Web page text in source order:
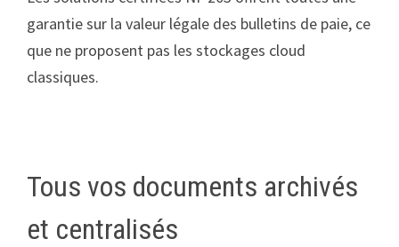
garantie sur la valeur légale des bulletins de paie, ce
que ne proposent pas les stockages cloud
classiques.
Tous vos documents archivés
et centralisés